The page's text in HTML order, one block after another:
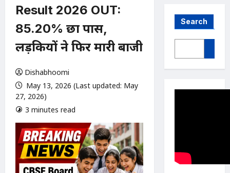
Result 2026 OUT:
85.20% छात्र पास,
लड़कियों ने फिर मारी बाजी
Dishabhoomi
May 13, 2026 (Last updated: May
27, 2026)
3 minutes read
Search